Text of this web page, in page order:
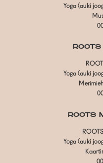
Yoga (auki
Yoga (auki
ROOTS
Yoga (auki